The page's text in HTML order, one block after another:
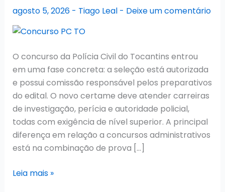
agosto 5, 2026 - Tiago Leal - Deixe um comentário
O concurso da Polícia Civil do Tocantins entrou
em uma fase concreta: a seleção está autorizada
e possui comissão responsável pelos preparativos
do edital. O novo certame deve atender carreiras
de investigação, perícia e autoridade policial,
todas com exigência de nível superior. A principal
diferença em relação a concursos administrativos
está na combinação de prova […]
Concurso
Leia mais »